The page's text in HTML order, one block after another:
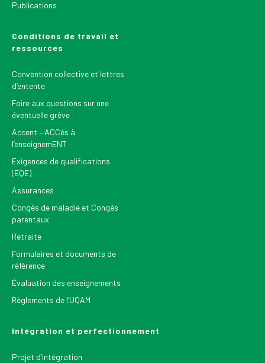
Publications
Conditions de travail et
ressources
Convention collective et lettres
d’entente
Foire aux questions sur une
éventuelle grève
Accent – ACCès à
l’enseignemENT
Exigences de qualifications
(EQE)
Assurances
Congés de maladie et Congés
parentaux
Retraite
Formulaires et documents de
référence
Évaluation des enseignements
Règlements de l’UQAM
Intégration et perfectionnement
Projet d’intégration